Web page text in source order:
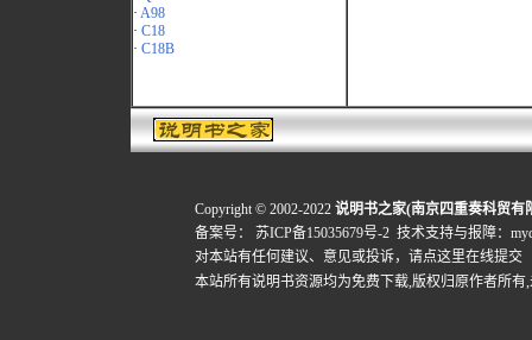
· A98
· C18
· C18B
Copyright © 2002-2022 说明书之家(南京四重奏科贸有
备案号：
苏ICP备15035679号-2 技术支持与报障：
对本站有任何建议、意见或投诉， 请点这里在线提交
本站所有说明书资源均为免费下载,版权归原作者所